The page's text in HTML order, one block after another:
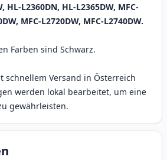
HL-L2360DN, HL-L2365DW, MFC-
MFC-L2720DW, MFC-L2740DW.
Farben sind Schwarz.
schnellem Versand in Österreich
werden lokal bearbeitet, um eine
gewährleisten.